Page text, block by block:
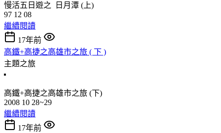
慢活五日遊之 日月潭 (上)
97 12 08
繼續閱讀
17年前
高鐵+高捷之高雄市之旅 ( 下 )
主題之旅
高鐵+高捷之高雄市之旅 (下)
2008 10 28~29
繼續閱讀
17年前